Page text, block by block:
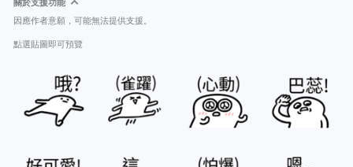
關於支援功能
因應作者意願，可能無法提供支援。
點選貼圖即可預覽